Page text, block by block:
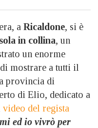
a Ricaldone, si è
in collina, un
un enorme
di mostrare a tutti il
provincia di
di Elio, dedicato a
video del regista
ed io vivrò per